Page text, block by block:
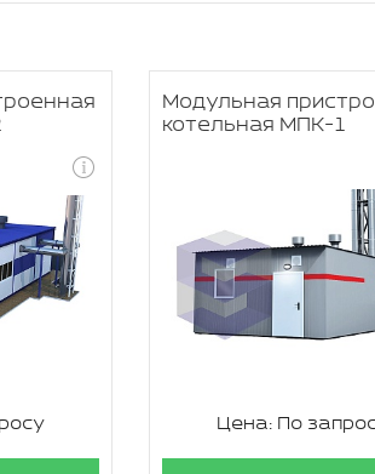
Модульная
котельная МПК-1
Цена: По